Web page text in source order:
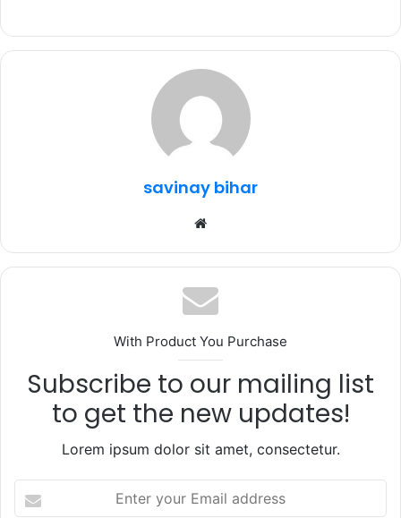
c
e
it
te
at
s
A
p
e
g
ra
ar
e
savinay bihar
With Product You Purchase
Subscribe to our mailing list
to get the new updates!
Lorem ipsum dolor sit amet, consectetur.
your